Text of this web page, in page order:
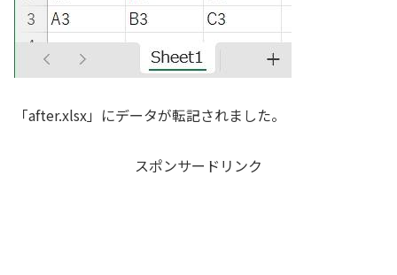
「after.xlsx」にデータが転記されました。
スポンサードリンク